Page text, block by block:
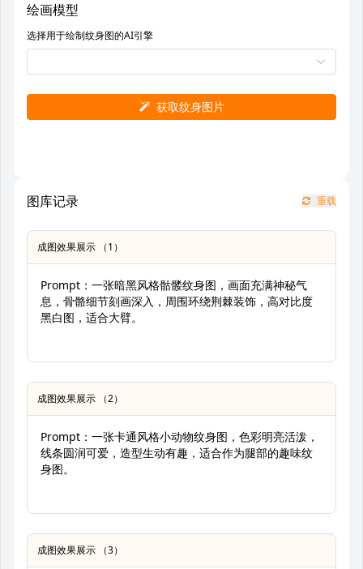
绘画模型
选择用于绘制纹身图的AI引擎
获取纹身图片
图库记录 重载
成图效果展示 （1）
Prompt：一张暗黑风格骷髅纹身图，画面充满神秘气
息，骨骼细节刻画深入，周围环绕荆棘装饰，高对比度
黑白图，适合大臂。
成图效果展示 （2）
Prompt：一张卡通风格小动物纹身图，色彩明亮活泼，
线条圆润可爱，造型生动有趣，适合作为腿部的趣味纹
身图。
成图效果展示 （3）